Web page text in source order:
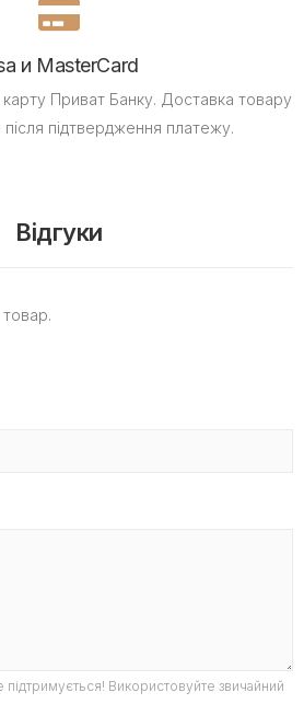
и MasterCard
Приват Банку. Доставка товару
підтвердження платежу.
Відгуки
підтримується! Використовуйте звичайний